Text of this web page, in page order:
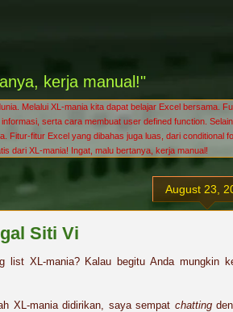
kerja manual!"
Melalui XL-mania kita dapat belajar Excel bersama.
serta cara membuat user defined function.
Fitur-fitur Excel yang dibahas juga luas, dari conditional
dari XL-mania! Ingat, malu bertanya, kerja manual!
August 23,
Siti Vi
list XL-mania? Kalau begitu Anda mungkin
XL-mania didirikan, saya sempat chatting